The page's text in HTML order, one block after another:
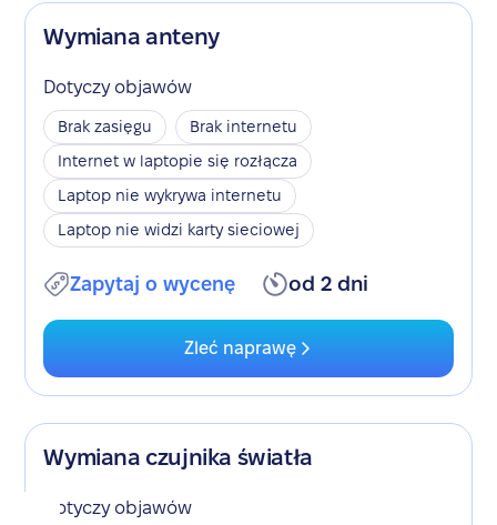
Wymiana anteny
Dotyczy objawów
Brak zasięgu
Brak internetu
Internet w laptopie się rozłącza
Laptop nie wykrywa internetu
Laptop nie widzi karty sieciowej
Zapytaj o wycenę od 2 dni
Zleć naprawę
Wymiana czujnika światła
Dotyczy objawów